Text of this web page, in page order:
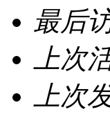
最后
上次
上次